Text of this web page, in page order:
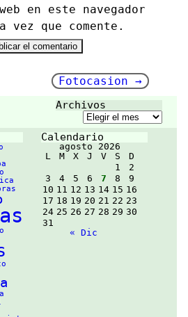
en este navegador
vez que comente.
Fotocasion →
Archivos
Archivos
Calendario
agosto 2026
L
M X J V S
D
1
2
3
4 5 6 7 8
9
10 11 12 13 14 15 16
17 18 19 20 21 22 23
24 25 26 27 28 29 30
31
« Dic